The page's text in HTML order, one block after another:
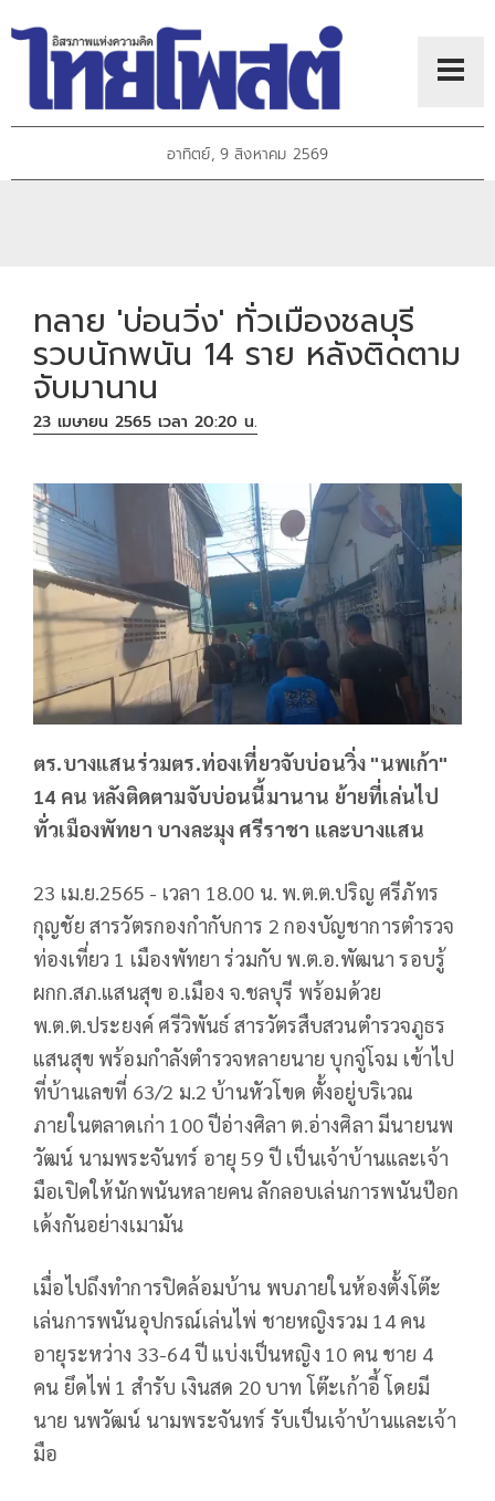
อาทิตย์, 9 สิงหาคม 2569
ทลาย 'บ่อนวิ่ง' ทั่วเมืองชลบุรี
รวบนักพนัน 14 ราย หลังติดตาม
จับมานาน
23 เมษายน 2565 เวลา 20:20 น.
ตร.บางแสนร่วมตร.ท่องเที่ยวจับบ่อนวิ่ง "นพเก้า"
14 คน หลังติดตามจับบ่อนนี้มานาน ย้ายที่เล่นไป
ทั่วเมืองพัทยา บางละมุง ศรีราชา และบางแสน
23 เม.ย.2565 - เวลา 18.00 น. พ.ต.ต.ปริญ ศรีภัทร
กุญชัย สารวัตรกองกำกับการ 2 กองบัญชาการตำรวจ
ท่องเที่ยว 1 เมืองพัทยา ร่วมกับ พ.ต.อ.พัฒนา รอบรู้
ผกก.สภ.แสนสุข อ.เมือง จ.ชลบุรี พร้อมด้วย
พ.ต.ต.ประยงค์ ศรีวิพันธ์ สารวัตรสืบสวนตำรวจภูธร
แสนสุข พร้อมกำลังตำรวจหลายนาย บุกจู่โจม เข้าไป
ที่บ้านเลขที่ 63/2 ม.2 บ้านหัวโขด ตั้งอยู่บริเวณ
ภายในตลาดเก่า 100 ปีอ่างศิลา ต.อ่างศิลา มีนายนพ
วัฒน์ นามพระจันทร์ อายุ 59 ปี เป็นเจ้าบ้านและเจ้า
มือเปิดให้นักพนันหลายคน ลักลอบเล่นการพนันป๊อก
เด้งกันอย่างเมามัน
เมื่อไปถึงทำการปิดล้อมบ้าน พบภายในห้องตั้งโต๊ะ
เล่นการพนันอุปกรณ์เล่นไพ่ ชายหญิงรวม 14 คน
อายุระหว่าง 33-64 ปี แบ่งเป็นหญิง 10 คน ชาย 4
คน ยึดไพ่ 1 สำรับ เงินสด 20 บาท โต๊ะเก้าอี้ โดยมี
นาย นพวัฒน์ นามพระจันทร์ รับเป็นเจ้าบ้านและเจ้า
มือ